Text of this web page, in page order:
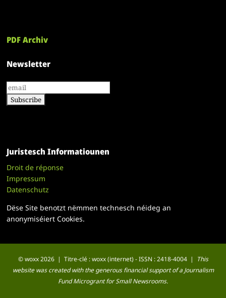
PDF Archiv
Newsletter
Juristesch Informatiounen
Droit de réponse
Impressum
Datenschutz
Dëse Site benotzt nëmmen technesch néideg an
anonymiséiert Cookies.
© woxx 2026 | Titre-clé : woxx (internet) - ISSN : 2418-4004 |
This
website was created with the generous financial support of a Journalism
Fund Microgrant for Small Newsrooms.